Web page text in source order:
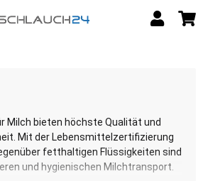
Milch bieten höchste Qualität und
Mit der Lebensmittelzertifizierung
fetthaltigen Flüssigkeiten sind
und hygienischen Milchtransport.
für diese anspruchsvolle und